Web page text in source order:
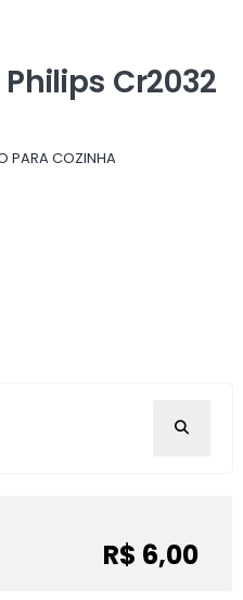
Cr2032
PARA COZINHA
R$ 6,00